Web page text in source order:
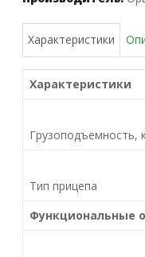
Характеристики
Характеристики
Грузоподъемность,
Тип прицепа
Функциональные